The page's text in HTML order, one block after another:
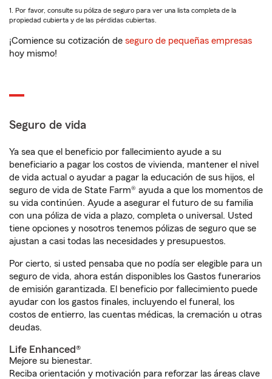
1. Por favor, consulte su póliza de seguro para ver una lista completa de la
propiedad cubierta y de las pérdidas cubiertas.
¡Comience su cotización de seguro de pequeñas empresas
hoy mismo!
Seguro de vida
Ya sea que el beneficio por fallecimiento ayude a su
beneficiario a pagar los costos de vivienda, mantener el nivel
de vida actual o ayudar a pagar la educación de sus hijos, el
seguro de vida de State Farm® ayuda a que los momentos de
su vida continúen. Ayude a asegurar el futuro de su familia
con una póliza de vida a plazo, completa o universal. Usted
tiene opciones y nosotros tenemos pólizas de seguro que se
ajustan a casi todas las necesidades y presupuestos.
Por cierto, si usted pensaba que no podía ser elegible para un
seguro de vida, ahora están disponibles los Gastos funerarios
de emisión garantizada. El beneficio por fallecimiento puede
ayudar con los gastos finales, incluyendo el funeral, los
costos de entierro, las cuentas médicas, la cremación u otras
deudas.
Life Enhanced®
Mejore su bienestar.
Reciba orientación y motivación para reforzar las áreas clave